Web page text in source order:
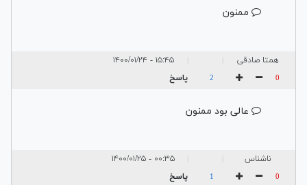
ممنون
همتا صادقی ۱۵:۴۵ - ۱۴۰۰/۰۱/۲۴
0
2 پاسخ
عالی بود ممنون
ناشناس ۰۰:۳۵ - ۱۴۰۰/۰۱/۲۵
0
1 پاسخ